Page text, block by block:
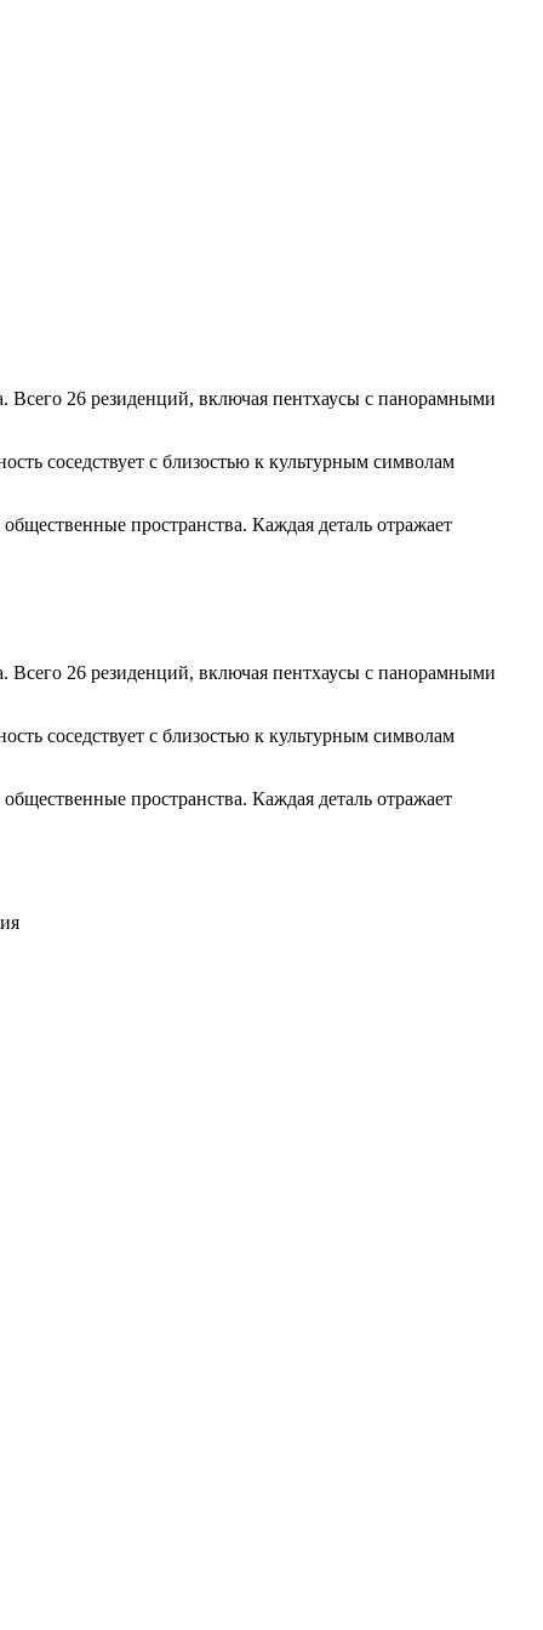
26 резиденций, включая пентхаусы с панорамными
соседствует с близостью к культурным символам
пространства. Каждая деталь отражает
26 резиденций, включая пентхаусы с панорамными
соседствует с близостью к культурным символам
пространства. Каждая деталь отражает